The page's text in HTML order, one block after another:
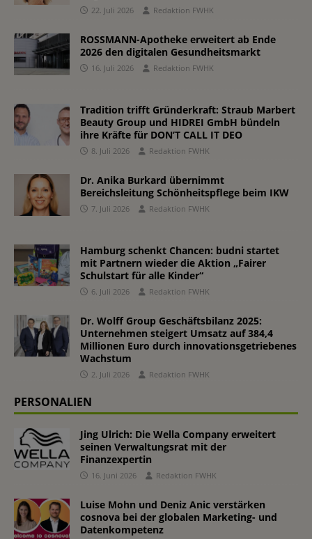
22. Juli 2026 Redaktion FWHK
ROSSMANN-Apotheke erweitert ab Ende
2026 den digitalen Gesundheitsmarkt
16. Juli 2026 Redaktion FWHK
Tradition trifft Gründerkraft: Straub Marbert
Beauty Group und HIDREI GmbH bündeln
ihre Kräfte für DON’T CALL IT DEO
8. Juli 2026 Redaktion FWHK
Dr. Anika Burkard übernimmt
Bereichsleitung Schönheitspflege beim IKW
7. Juli 2026 Redaktion FWHK
Hamburg schenkt Chancen: budni startet
mit Partnern wieder die Aktion „Fairer
Schulstart für alle Kinder“
6. Juli 2026 Redaktion FWHK
Dr. Wolff Group Geschäftsbilanz 2025:
Unternehmen steigert Umsatz auf 384,4
Millionen Euro durch innovationsgetriebenes
Wachstum
2. Juli 2026 Redaktion FWHK
PERSONALIEN
Jing Ulrich: Die Wella Company erweitert
seinen Verwaltungsrat mit der
Finanzexpertin
16. Juni 2026 Redaktion FWHK
Luise Mohn und Deniz Anic verstärken
cosnova bei der globalen Marketing- und
Datenkompetenz